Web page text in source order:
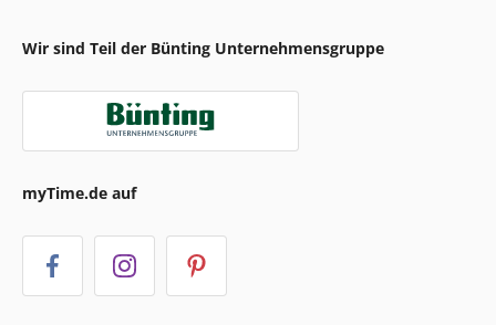
Wir sind Teil der Bünting Unternehmensgruppe
myTime.de auf